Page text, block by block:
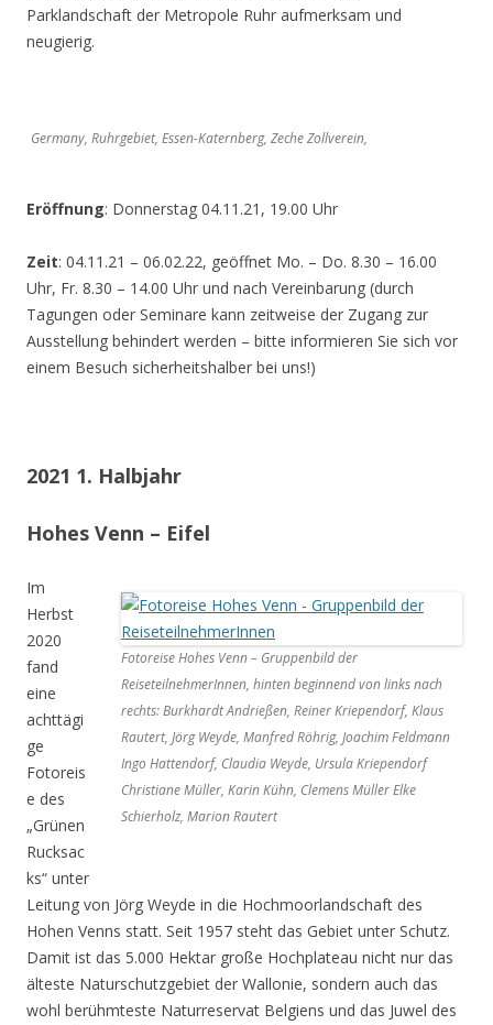
Parklandschaft der Metropole Ruhr aufmerksam und
neugierig.
Germany, Ruhrgebiet, Essen-Katernberg, Zeche Zollverein,
Eröffnung: Donnerstag 04.11.21, 19.00 Uhr
Zeit: 04.11.21 – 06.02.22, geöffnet Mo. – Do. 8.30 – 16.00
Uhr, Fr. 8.30 – 14.00 Uhr und nach Vereinbarung (durch
Tagungen oder Seminare kann zeitweise der Zugang zur
Ausstellung behindert werden – bitte informieren Sie sich vor
einem Besuch sicherheitshalber bei uns!)
2021 1. Halbjahr
Hohes Venn – Eifel
Fotoreise Hohes Venn – Gruppenbild der
ReiseteilnehmerInnen, hinten beginnend von links nach
rechts: Burkhardt Andrießen, Reiner Kriependorf, Klaus
Rautert, Jörg Weyde, Manfred Röhrig, Joachim Feldmann
Ingo Hattendorf, Claudia Weyde, Ursula Kriependorf
Christiane Müller, Karin Kühn, Clemens Müller Elke
Schierholz, Marion Rautert
Im
Herbst
2020
fand
eine
achttägi
ge
Fotoreis
e des
„Grünen
Rucksac
ks“ unter
Leitung von Jörg Weyde in die Hochmoorlandschaft des
Hohen Venns statt. Seit 1957 steht das Gebiet unter Schutz.
Damit ist das 5.000 Hektar große Hochplateau nicht nur das
älteste Naturschutzgebiet der Wallonie, sondern auch das
wohl berühmteste Naturreservat Belgiens und das Juwel des